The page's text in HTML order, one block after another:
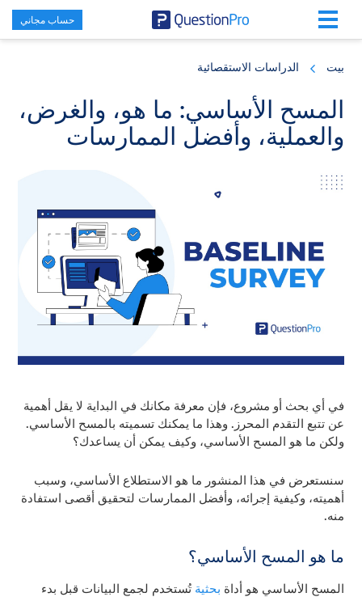
content
sidebar
حساب مجاني
بيت الدراسات الاستقصائية
المسح الأساسي: ما هو، والغرض،
والعملية، وأفضل الممارسات
في أي بحث أو مشروع، فإن معرفة مكانك في البداية لا يقل أهمية
عن تتبع التقدم المحرز. وهذا ما يمكنك تسميته بالمسح الأساسي.
ولكن ما هو المسح الأساسي، وكيف يمكن أن يساعدك؟
سنستعرض في هذا المنشور ما هو الاستطلاع الأساسي، وسبب
أهميته، وكيفية إجرائه، وأفضل الممارسات لتحقيق أقصى استفادة
منه.
ما هو المسح الأساسي؟
المسح الأساسي هو أداة بحثية تُستخدم لجمع البيانات قبل بدء